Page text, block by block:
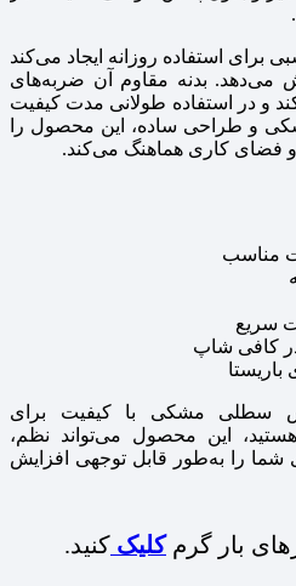
استفاده روزانه ایجاد می‌کند
می‌دهد. بدنه مقاوم آن ضربه‌های
و در استفاده طولانی‌ مدت کیفیت
و طراحی ساده، این محصول را
و فضای کاری هماهنگ می‌کند.
مناسب
سریع
کافی‌ شاپ
سطلی مشکی با کیفیت برای
این محصول می‌تواند نظم،
را به‌طور قابل توجهی افزایش
بار گرمکلیک کنید.